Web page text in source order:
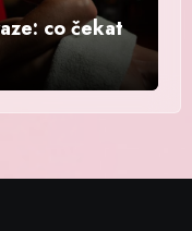
co čekat